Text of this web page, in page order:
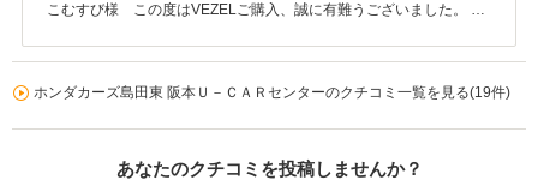
こむすび様 この度はVEZELご購入、誠に有難うございました。 試
フ一同、今後もお客様にご満足いただけますよう 精一杯、取り組ん
ホンダカーズ島田東 阪本Ｕ－ＣＡＲセンターのクチコミ一覧を見る(19件)
あなたのクチコミを投稿しませんか？